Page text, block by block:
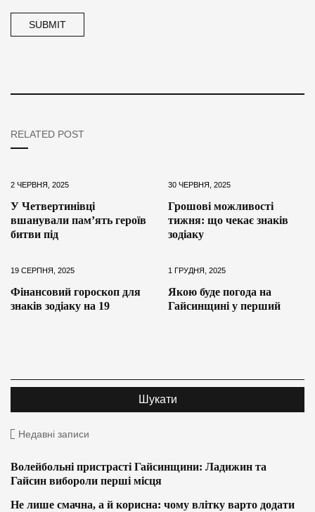
RELATED POST
2 ЧЕРВНЯ, 2025
У Четвертинівці
вшанували пам’ять героїв
битви під
30 ЧЕРВНЯ, 2025
Грошові можливості
тижня: що чекає знаків
зодіаку
19 СЕРПНЯ, 2025
Фінансовий гороскоп для
знаків зодіаку на 19
1 ГРУДНЯ, 2025
Якою буде погода на
Гайсинщині у перший
Недавні записи
Волейбольні пристрасті Гайсинщини: Ладижин та
Гайсин вибороли перші місця
Не лише смачна, а й корисна: чому влітку варто додати